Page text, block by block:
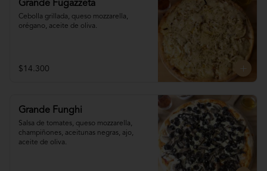
Grande Fugazzeta
Cebolla grillada, queso mozzarella,
orégano, aceite de oliva.
$14.300
Grande Funghi
Salsa de tomates, queso mozzarella,
champiñones, aceitunas negras, ajo,
aceite de oliva.